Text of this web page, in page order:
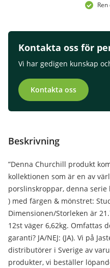
Kontakta oss för
Vi har gedigen kunskap
Kontakta oss
Beskrivning
”Denna Churchill produkt
kollektionen som är en av
porslinskroppar, denna serie
) med färgen & mönstret:
Dimensionen/Storleken är
12st väger 6,62kg. Omfattas
garanti? JA/NEJ: (JA). Vi på
distributörer i Sverige av
produkter, vi beställer